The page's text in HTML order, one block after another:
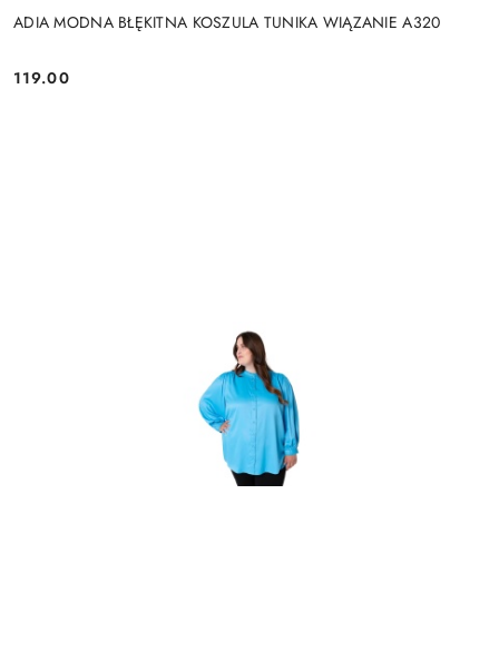
ADIA MODNA BŁĘKITNA KOSZULA TUNIKA WIĄZANIE A320
Cena:
119.00